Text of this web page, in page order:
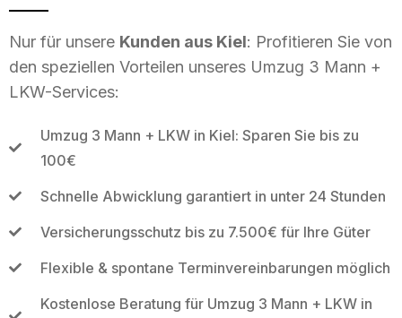
Nur für unsere Kunden aus Kiel: Profitieren Sie von
den speziellen Vorteilen unseres Umzug 3 Mann +
LKW-Services:
Umzug 3 Mann + LKW in Kiel: Sparen Sie bis zu
100€
Schnelle Abwicklung garantiert in unter 24 Stunden
Versicherungsschutz bis zu 7.500€ für Ihre Güter
Flexible & spontane Terminvereinbarungen möglich
Kostenlose Beratung für Umzug 3 Mann + LKW in